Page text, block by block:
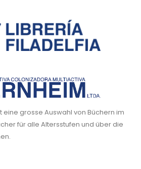
eine grosse Auswahl von Büchern im
für alle Altersstufen und über die